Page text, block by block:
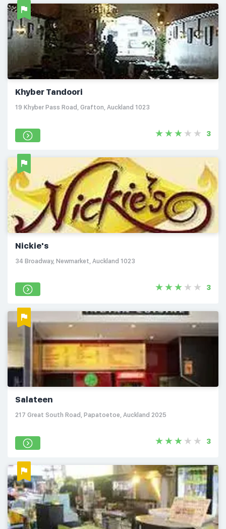
Khyber Tandoori
19 Khyber Pass Road, Grafton, Auckland 1023
3
Nickie's
34 Broadway, Newmarket, Auckland 1023
3
Salateen
217 Great South Road, Papatoetoe, Auckland 2025
3